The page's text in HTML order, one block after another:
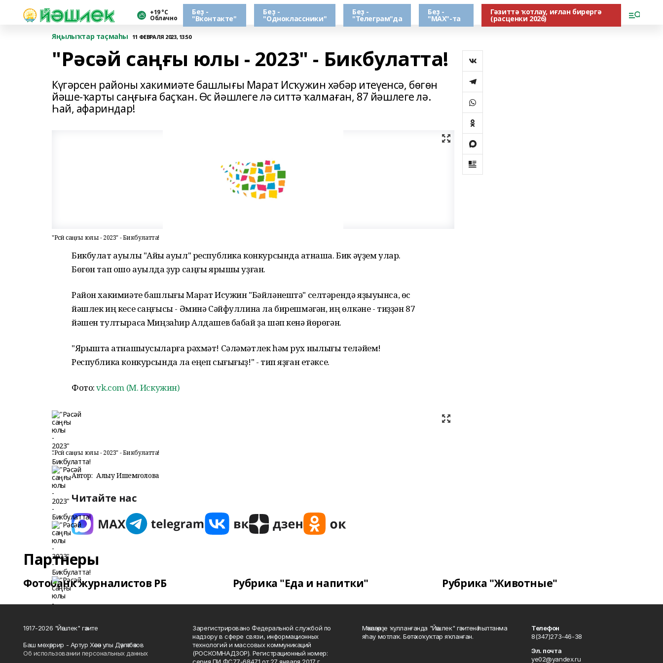
+19 °С
Облачно
Беҙ -
"Вконтакте"
Беҙ -
"Одноклассники"
Беҙ -
"Телеграм"да
Беҙ -
"МАХ"-та
Гәзиттә ҡотлау, иғлан бирергә
(расценки 2026)
Яңылыҡтар таҫмаһы
11 ФЕВРАЛЯ 2023, 13:50
"Рәсәй саңғы юлы - 2023" - Бикбулатта!
Күгәрсен районы хакимиәте башлығы Марат Исҡужин хәбәр итеүенсә, бөгөн
йәше-ҡарты саңғыға баҫҡан. Өс йәшлеге лә ситтә ҡалмаған, 87 йәшлеге лә.
Һай, афариндар!
"Рәсәй саңғы юлы - 2023" - Бикбулатта!
Бикбулат ауылы "Айыҡ ауыл" республика конкурсында ҡатнаша. Бик әүҙем улар.
Бөгөн тап ошо ауылда ҙур саңғы ярышы уҙған.
Район хакимиәте башлығы Марат Исҡужин "Бәйләнештә" селтәрендә яҙыуынса, өс
йәшлек иң кесе саңғысы - Әминә Сәйфуллина ла бирешмәгән, иң өлкәне - тиҙҙән 87
йәшен тултырасаҡ Миңзаһир Алдашев бабай ҙа шәп кенә йөрөгән.
"Ярышта ҡатнашыусыларға рәхмәт! Сәләмәтлек һәм рух ныҡлығы теләйем!
Республика конкурсында ла еңеп сығығыҙ!" - тип яҙған етәксе.
Фото:vk.com (М. Искужин)
"Рәсәй саңғы юлы - 2023" - Бикбулатта!
Автор: Алһыу Ишемғолова
Читайте нас
Партнеры
Фотобанк журналистов РБ Рубрика "Еда и напитки" Рубрика "Животные"
1917-2026 "Йәшлек" гәзите
Баш мөхәррир - Артур Хәсән улы Дәүләтбәков
Об использовании персональных данных
Зарегистрировано Федеральной службой по
надзору в сфере связи, информационных
технологий и массовых коммуникаций
(РОСКОМНАДЗОР). Регистрационный номер:
Мәҡәләләрҙе ҡулланғанда "Йәшлек" гәзитенә һылтанма
яһау мотлаҡ. Бөтә хоҡуҡтар яҡланған.
Телефон
8(347)273-46-38
Эл. почта
ye02@yandex.ru